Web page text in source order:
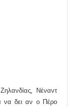
Νέναντ
να δει αν ο Πέρο